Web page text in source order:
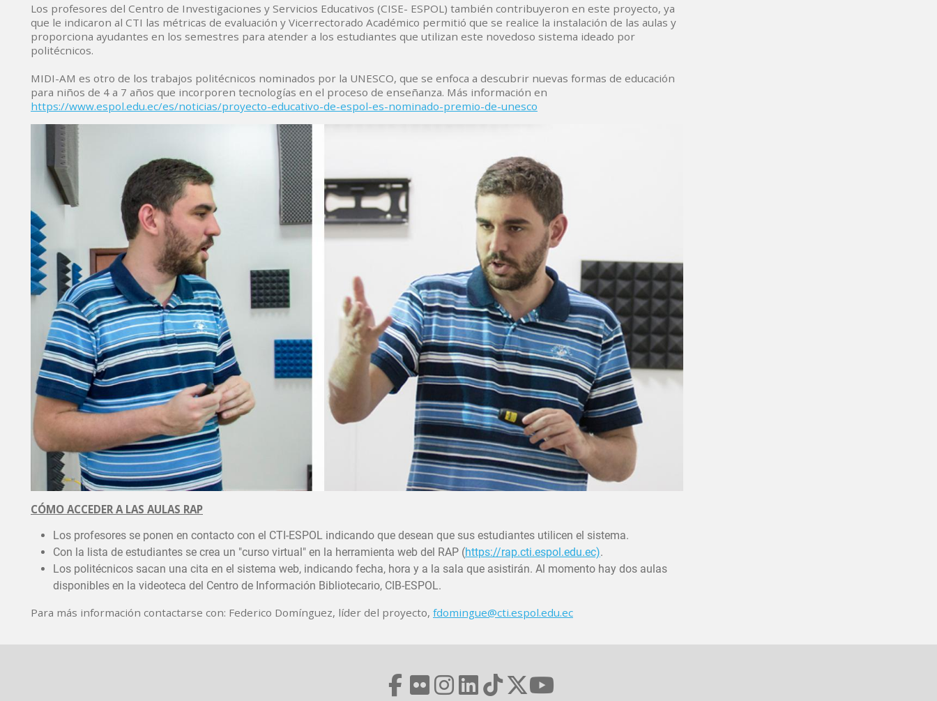
Los profesores del Centro de Investigaciones y Servicios Educativos (CISE- ESPOL) también contribuyeron en este proyecto, ya
que le indicaron al CTI las métricas de evaluación y Vicerrectorado Académico permitió que se realice la instalación de las aulas y
proporciona ayudantes en los semestres para atender a los estudiantes que utilizan este novedoso sistema ideado por
politécnicos.
MIDI-AM es otro de los trabajos politécnicos nominados por la UNESCO, que se enfoca a descubrir nuevas formas de educación
para niños de 4 a 7 años que incorporen tecnologías en el proceso de enseñanza. Más información en
https://www.espol.edu.ec/es/noticias/proyecto-educativo-de-espol-es-nominado-premio-de-unesco
CÓMO ACCEDER A LAS AULAS RAP
Los profesores se ponen en contacto con el CTI-ESPOL indicando que desean que sus estudiantes utilicen el sistema.
Con la lista de estudiantes se crea un "curso virtual" en la herramienta web del RAP (https://rap.cti.espol.edu.ec).
Los politécnicos sacan una cita en el sistema web, indicando fecha, hora y a la sala que asistirán. Al momento hay dos aulas
disponibles en la videoteca del Centro de Información Bibliotecario, CIB-ESPOL.
Para más información contactarse con: Federico Domínguez, líder del proyecto, fdomingue@cti.espol.edu.ec